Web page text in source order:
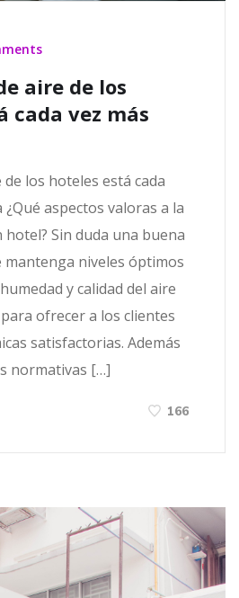
aire de los
cada vez más
de los hoteles está cada
aspectos valoras a la
Sin duda una buena
mantenga niveles óptimos
y calidad del aire
ofrecer a los clientes
satisfactorias. Además
normativas […]
166